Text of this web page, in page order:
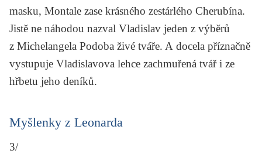
masku, Montale zase krásného zestárlého Cherubína.
Jistě ne náhodou nazval Vladislav jeden z výběrů
z Michelangela Podoba živé tváře. A docela příznačně
vystupuje Vladislavova lehce zachmuřená tvář i ze
hřbetu jeho deníků.
Myšlenky z Leonarda
3/